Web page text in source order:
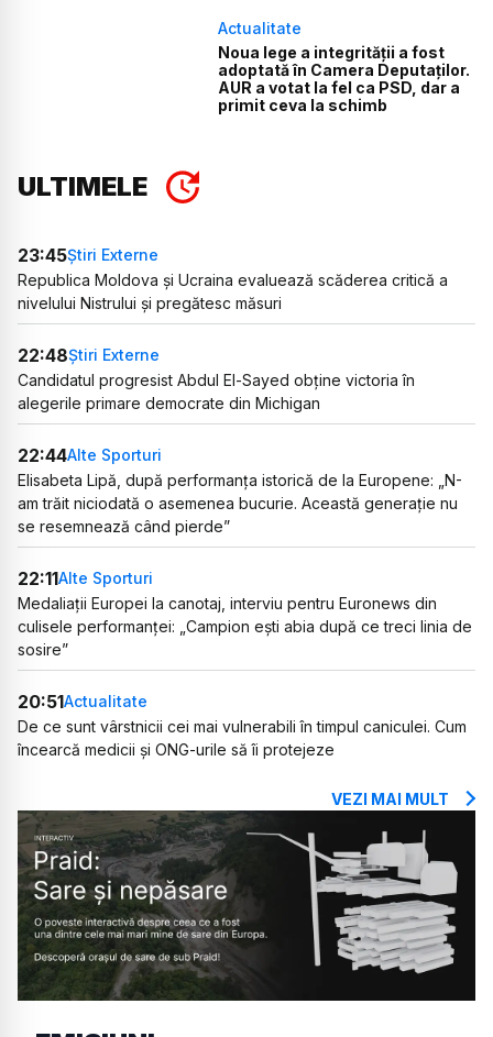
Actualitate
Noua lege a integrității a fost
adoptată în Camera Deputaților.
AUR a votat la fel ca PSD, dar a
primit ceva la schimb
ULTIMELE
23:45Știri Externe
Republica Moldova și Ucraina evaluează scăderea critică a
nivelului Nistrului și pregătesc măsuri
22:48Știri Externe
Candidatul progresist Abdul El-Sayed obține victoria în
alegerile primare democrate din Michigan
22:44Alte Sporturi
Elisabeta Lipă, după performanța istorică de la Europene: „N-
am trăit niciodată o asemenea bucurie. Această generație nu
se resemnează când pierde”
22:11Alte Sporturi
Medaliații Europei la canotaj, interviu pentru Euronews din
culisele performanței: „Campion ești abia după ce treci linia de
sosire”
20:51Actualitate
De ce sunt vârstnicii cei mai vulnerabili în timpul caniculei. Cum
încearcă medicii și ONG-urile să îi protejeze
VEZI MAI MULT